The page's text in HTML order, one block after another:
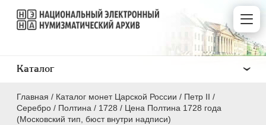
Главная / Каталог монет Царской России / Петр II /
Серебро / Полтина / 1728 / Цена Полтина 1728 года
(Московский тип, бюст внутри надписи)
Каталог